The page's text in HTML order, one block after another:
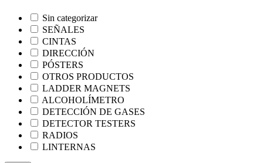
Sin categorizar
SEÑALES
CINTAS
DIRECCIÓN
PÓSTERS
OTROS PRODUCTOS
LADDER MAGNETS
ALCOHOLÍMETRO
DETECCIÓN DE GASES
DETECTOR TESTERS
RADIOS
LINTERNAS